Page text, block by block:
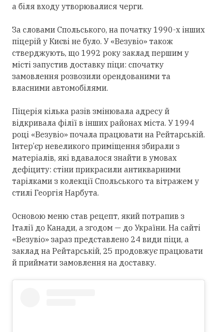
а біля входу утворювалися черги.
За словами Спольського, на початку 1990-х інших
піцерій у Києві не було. У «Везувіо» також
стверджують, що 1992 року заклад першим у
місті запустив доставку піци: спочатку
замовлення розвозили орендованими та
власними автомобілями.
Піцерія кілька разів змінювала адресу й
відкривала філії в інших районах міста. У 1994
році «Везувіо» почала працювати на Рейтарській.
Інтер’єр невеликого приміщення збирали з
матеріалів, які вдавалося знайти в умовах
дефіциту: стіни прикрасили антикварними
тарілками з колекції Спольського та вітражем у
стилі Георгія Нарбута.
Основою меню став рецепт, який потрапив з
Італії до Канади, а згодом — до України. На сайті
«Везувіо» зараз представлено 24 види піци, а
заклад на Рейтарській, 25 продовжує працювати
й приймати замовлення на доставку.